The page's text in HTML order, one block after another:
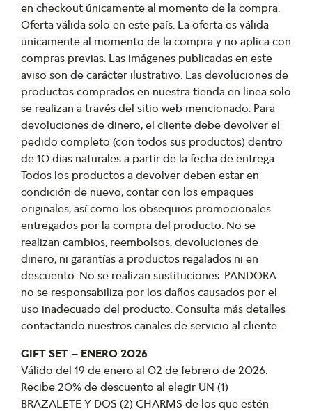
en checkout únicamente al momento de la compra.
Oferta válida solo en este país. La oferta es válida
únicamente al momento de la compra y no aplica con
compras previas. Las imágenes publicadas en este
aviso son de carácter ilustrativo. Las devoluciones de
productos comprados en nuestra tienda en línea solo
se realizan a través del sitio web mencionado. Para
devoluciones de dinero, el cliente debe devolver el
pedido completo (con todos sus productos) dentro
de 10 días naturales a partir de la fecha de entrega.
Todos los productos a devolver deben estar en
condición de nuevo, contar con los empaques
originales, así como los obsequios promocionales
entregados por la compra del producto. No se
realizan cambios, reembolsos, devoluciones de
dinero, ni garantías a productos regalados ni en
descuento. No se realizan sustituciones. PANDORA
no se responsabiliza por los daños causados por el
uso inadecuado del producto. Consulta más detalles
contactando nuestros canales de servicio al cliente.
GIFT SET – ENERO 2026
Válido del 19 de enero al 02 de febrero de 2026.
Recibe 20% de descuento al elegir UN (1)
BRAZALETE Y DOS (2) CHARMS de los que estén